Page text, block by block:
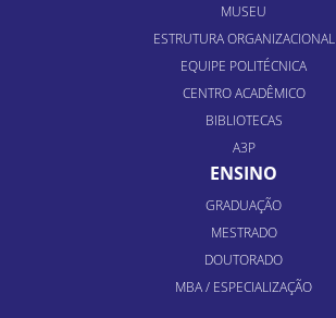
MUSEU
ESTRUTURA ORGANIZACIONAL
EQUIPE POLITÉCNICA
CENTRO ACADÊMICO
BIBLIOTECAS
A3P
ENSINO
GRADUAÇÃO
MESTRADO
DOUTORADO
MBA / ESPECIALIZAÇÃO